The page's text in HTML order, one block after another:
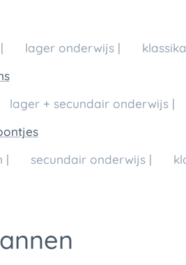
| 👥 lager onderwijs | 💬
lager + secundair onderwijs |
| 👥 secundair onderwijs | 💬